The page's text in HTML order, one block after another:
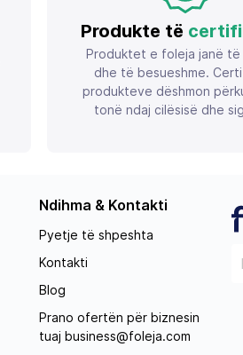
Produkte të
Produktet e foleja janë të
dhe të besueshme.
produkteve dëshmon
tonë ndaj cilësisë dhe
Ndihma & Kontakti
Pyetje të shpeshta
Kontakti
Blog
Prano ofertën për biznesin
tuaj business@foleja.com